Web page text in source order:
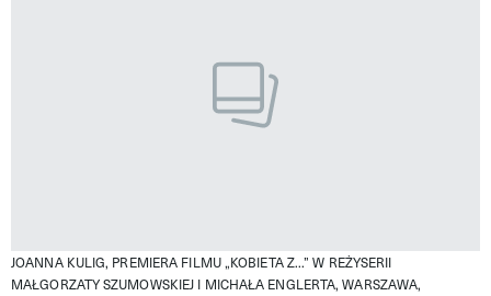
JOANNA KULIG, PREMIERA FILMU „KOBIETA Z...” W REŻYSERII
MAŁGORZATY SZUMOWSKIEJ I MICHAŁA ENGLERTA, WARSZAWA,